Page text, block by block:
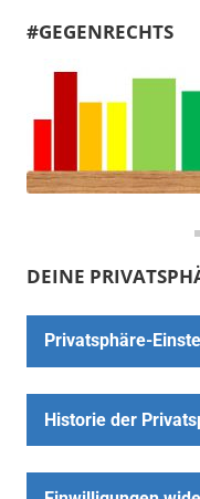
#GEGENRECHTS
DEINE
Privatsphäre-
Historie der